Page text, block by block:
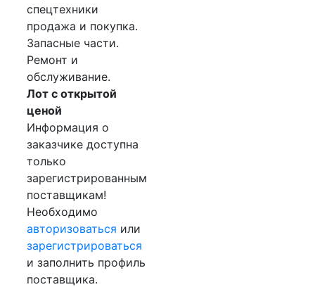
спецтехники
продажа и покупка.
Запасные части.
Ремонт и
обслуживание.
Лот с открытой
ценой
Информация о
заказчике доступна
только
зарегистрированным
поставщикам!
Необходимо
авторизоваться или
зарегистрироваться
и заполнить профиль
поставщика.